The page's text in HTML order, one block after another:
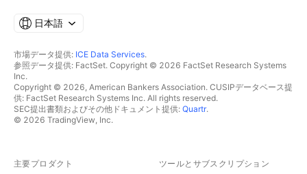
日本語
市場データ提供: ICE Data Services.
参照データ提供: FactSet. Copyright © 2026 FactSet Research Systems
Inc.
Copyright © 2026, American Bankers Association. CUSIPデータベース提
供: FactSet Research Systems Inc. All rights reserved.
SEC提出書類およびその他ドキュメント提供: Quartr.
© 2026 TradingView, Inc.
主要プロダクト ツールとサブスクリプション